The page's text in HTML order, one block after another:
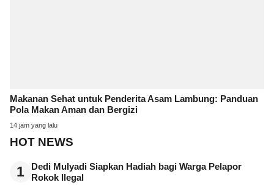
Makanan Sehat untuk Penderita Asam Lambung: Panduan
Pola Makan Aman dan Bergizi
14 jam yang lalu
HOT NEWS
1
Dedi Mulyadi Siapkan Hadiah bagi Warga Pelapor
Rokok Ilegal